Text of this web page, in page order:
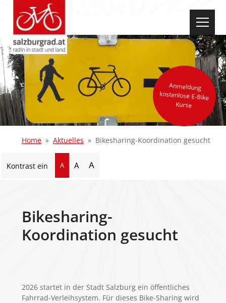
Anmeldung
kostenlose E-Bike
Kurse
Home Aktuelles Bikesharing-Koordination gesucht
Kontrast ein A A A
Bikesharing-
Koordination gesucht
2026 startet in der Stadt Salzburg ein öffentliches
Fahrrad-Verleihsystem. Für dieses Bike-Sharing wird